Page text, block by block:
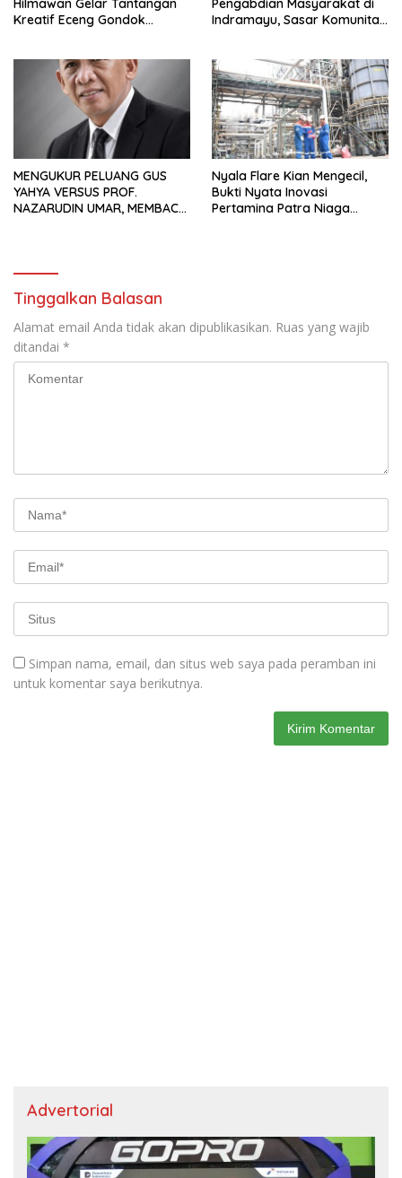
Hilmawan Gelar Tantangan
Kreatif Eceng Gondok
Pengabdian Masyarakat di
Indramayu, Sasar Komunitas
MENGUKUR PELUANG GUS
YAHYA VERSUS PROF.
NAZARUDIN UMAR, MEMBACA
Nyala Flare Kian Mengecil,
Bukti Nyata Inovasi
Pertamina Patra Niaga
Tinggalkan Balasan
Alamat email Anda tidak akan dipublikasikan. Ruas yang wajib
ditandai *
Simpan nama, email, dan situs web saya pada peramban ini
untuk komentar saya berikutnya.
Advertorial